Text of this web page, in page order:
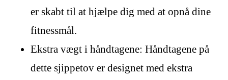
er skabt til at hjælpe dig med at opnå dine
fitnessmål.
Ekstra vægt i håndtagene: Håndtagene på
dette sjippetov er designet med ekstra